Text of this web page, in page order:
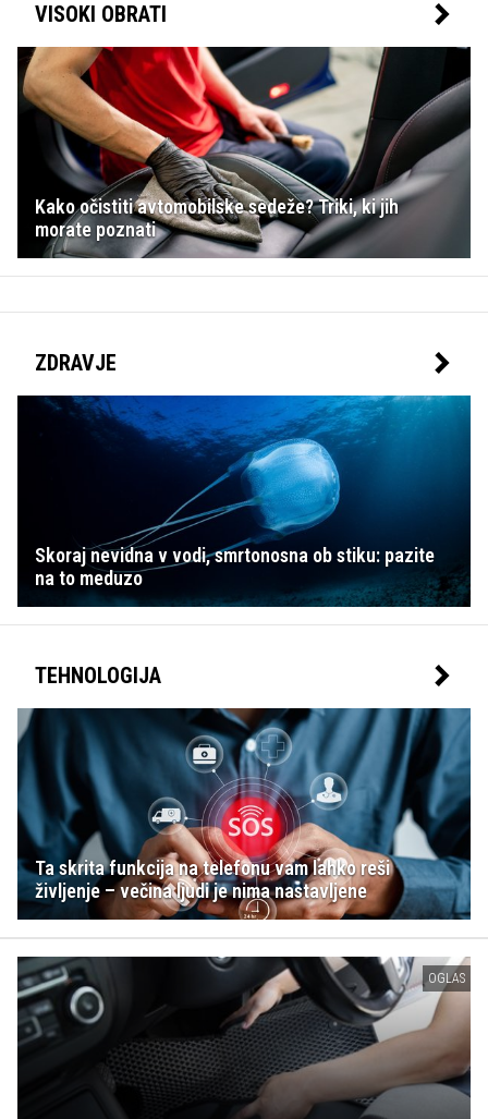
VISOKI OBRATI
Kako očistiti avtomobilske sedeže? Triki, ki jih
morate poznati
ZDRAVJE
Skoraj nevidna v vodi, smrtonosna ob stiku: pazite
na to meduzo
TEHNOLOGIJA
Ta skrita funkcija na telefonu vam lahko reši
življenje – večina ljudi je nima nastavljene
OGLAS